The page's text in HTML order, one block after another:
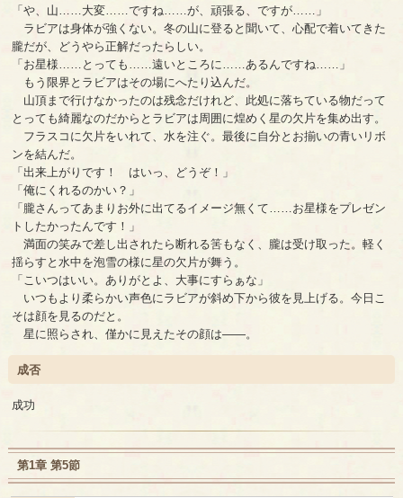
「や、山……大変……ですね……が、頑張る、ですが……」
ラビアは身体が強くない。冬の山に登ると聞いて、心配で着いてきた
朧だが、どうやら正解だったらしい。
「お星様……とっても……遠いところに……あるんですね……」
もう限界とラビアはその場にへたり込んだ。
山頂まで行けなかったのは残念だけれど、此処に落ちている物だって
とっても綺麗なのだからとラビアは周囲に煌めく星の欠片を集め出す。
フラスコに欠片をいれて、水を注ぐ。最後に自分とお揃いの青いリボ
ンを結んだ。
「出来上がりです！ はいっ、どうぞ！」
「俺にくれるのかい？」
「朧さんってあまりお外に出てるイメージ無くて……お星様をプレゼン
トしたかったんです！」
満面の笑みで差し出されたら断れる筈もなく、朧は受け取った。軽く
揺らすと水中を泡雪の様に星の欠片が舞う。
「こいつはいい。ありがとよ、大事にすらぁな」
いつもより柔らかい声色にラビアが斜め下から彼を見上げる。今日こ
そは顔を見るのだと。
星に照らされ、僅かに見えたその顔は――。
成否
成功
第1章 第5節